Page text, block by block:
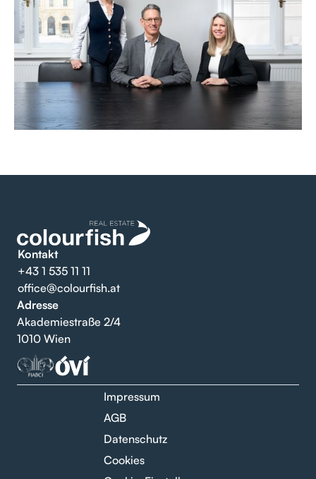
Kontakt
+43 1 535 11 11
office@colourfish.at
Adresse
Akademiestraße 2/4
1010 Wien
Impressum
AGB
Datenschutz
Cookies